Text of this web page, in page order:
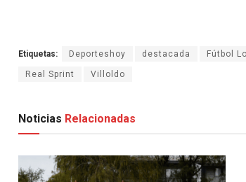
Etiquetas: Deporteshoy destacada Fútbol
Real Sprint Villoldo
Noticias Relacionadas